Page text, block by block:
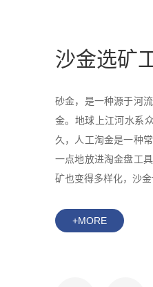
沙金选矿
砂金，是一种源于河
金。地球上江河水系
久，人工淘金是一种
一点地放进淘金盘工
矿也变得多样化，沙
+MORE